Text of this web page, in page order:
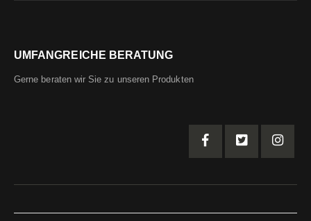
UMFANGREICHE BERATUNG
Gerne beraten wir Sie zu unseren Produkten